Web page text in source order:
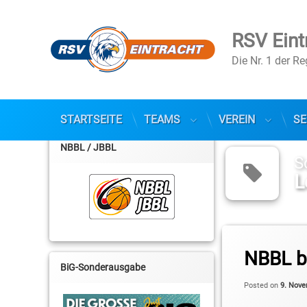
RSV
Die Nr. 1 der
STARTSEITE TEAMS VEREIN
NBBL
Posted on 9.
NBBL / JBBL
BiG-Sonderausgabe